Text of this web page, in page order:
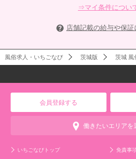
⇒マイ条件につい
店舗記載の給与や保証
風俗求人・いちごなび 茨城版 茨城 風
会員登録する
働きたいエリアを
いちごなびトップ
免責事